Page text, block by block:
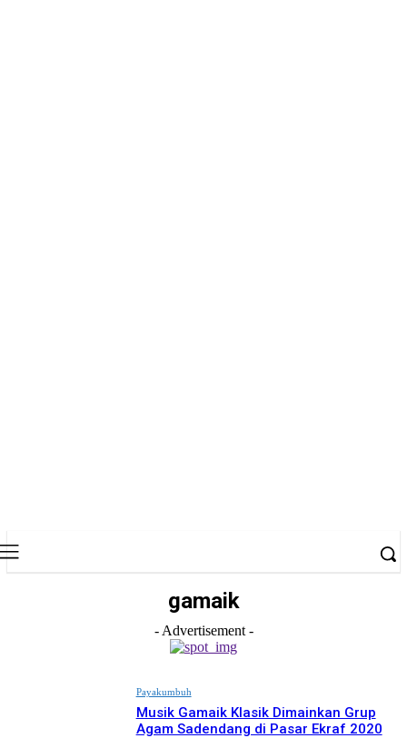
gamaik
- Advertisement -
Payakumbuh
Musik Gamaik Klasik Dimainkan Grup
Agam Sadendang di Pasar Ekraf 2020